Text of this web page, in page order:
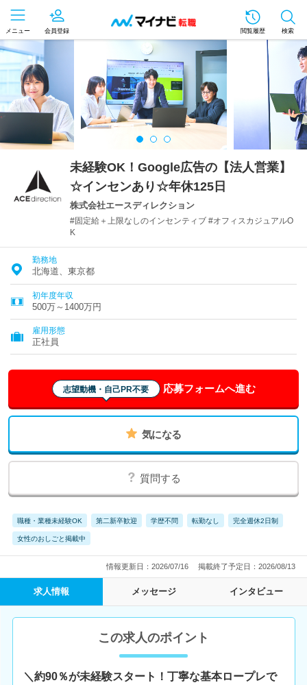
メニュー 会員登録 閲覧履歴 検索
未経験OK！Google広告の【法人営業】
☆インセンあり☆年休125日
株式会社エースディレクション
#固定給＋上限なしのインセンティブ #オフィスカジュアルO
K
勤務地
北海道、東京都
初年度年収
500万～1400万円
雇用形態
正社員
志望動機・自己PR不要 応募フォームへ進む
気になる
質問する
職種・業種未経験OK 第二新卒歓迎 学歴不問 転勤なし 完全週休2日制
女性のおしごと掲載中
情報更新日：2026/07/16 掲載終了予定日：2026/08/13
求人情報 メッセージ インタビュー
この求人のポイント
＼約90％が未経験スタート！丁寧な基本ロープレで